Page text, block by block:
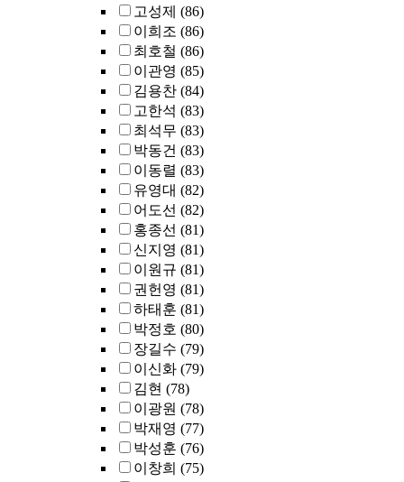
고성제 (86)
이희조 (86)
최호철 (86)
이관영 (85)
김용찬 (84)
고한석 (83)
최석무 (83)
박동건 (83)
이동렬 (83)
유영대 (82)
어도선 (82)
홍종선 (81)
신지영 (81)
이원규 (81)
권헌영 (81)
하태훈 (81)
박정호 (80)
장길수 (79)
이신화 (79)
김현 (78)
이광원 (78)
박재영 (77)
박성훈 (76)
이창희 (75)